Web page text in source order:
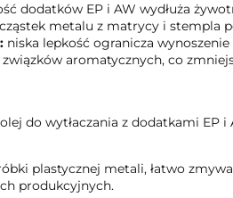
dodatków EP i AW wydłuża
metalu z matrycy i stempla
niska lepkość ogranicza
związków aromatycznych, co
do wytłaczania z dodatkami EP
plastycznej metali, łatwo
produkcyjnych.